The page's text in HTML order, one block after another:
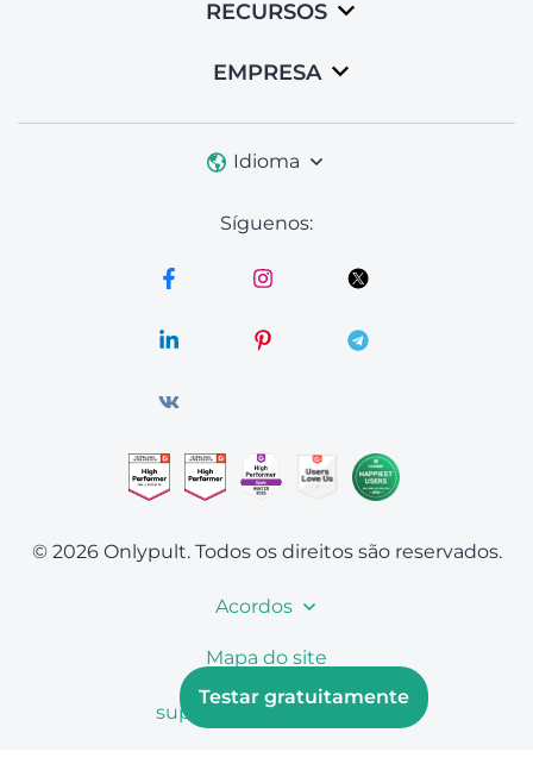
RECURSOS
EMPRESA
Idioma
Síguenos:
© 2026 Onlypult. Todos os direitos são reservados.
Acordos
Mapa do site
support@onlypult.com
Testar gratuitamente